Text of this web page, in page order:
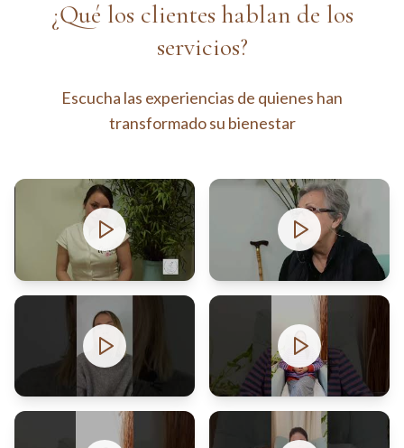
¿Qué los clientes hablan de los
servicios?
Escucha las experiencias de quienes han
transformado su bienestar